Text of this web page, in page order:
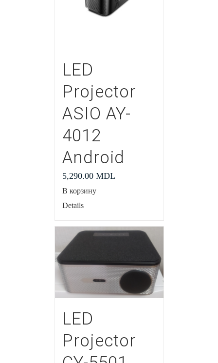
LED
Projector
ASIO AY-
4012
Android
5,290.00 MDL
В корзину
Details
LED
Projector